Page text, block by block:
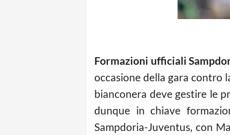
Formazioni ufficiali
occasione della gara contro
bianconera deve gestire le
dunque in chiave
Sampdoria-Juventus, con